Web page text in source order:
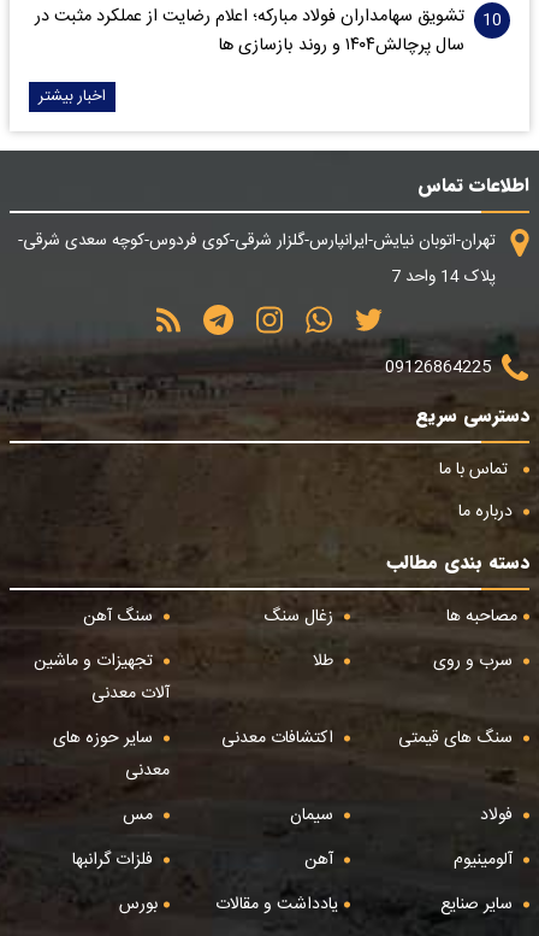
تشویق سهامداران فولاد مبارکه؛ اعلام رضایت از عملکرد مثبت در
سال پرچالش۱۴۰۴ و روند بازسازی ها
اخبار بیشتر
اطلاعات تماس
تهران-اتوبان نیایش-ایرانپارس-گلزار شرقی-کوی فردوس-کوچه سعدی شرقی-
پلاک 14 واحد 7
09126864225
دسترسی سریع
تماس با ما
درباره ما
دسته بندی مطالب
مصاحبه ها
زغال سنگ
سنگ آهن
سرب و روی
طلا
تجهیزات و ماشین
آلات معدنی
سنگ های قیمتی
اکتشافات معدنی
سایر حوزه های
معدنی
فولاد
سیمان
مس
آلومینیوم
آهن
فلزات گرانبها
سایر صنایع
یادداشت و مقالات
بورس